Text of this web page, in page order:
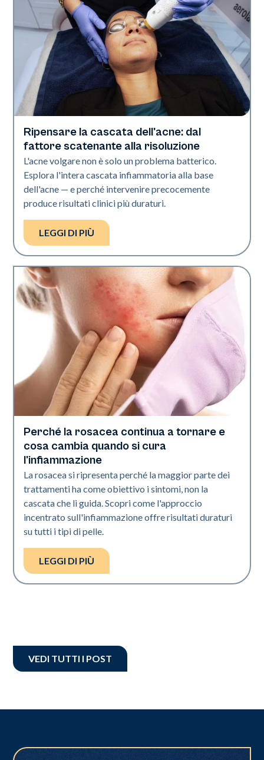
Salute della pelle
Ripensare la cascata dell'acne: dal
fattore scatenante alla risoluzione
L'acne volgare non è solo un problema batterico.
Esplora l'intera cascata infiammatoria alla base
dell'acne — e perché intervenire precocemente
produce risultati clinici più duraturi.
LEGGI DI PIÙ
Salute della pelle
Perché la rosacea continua a tornare e
cosa cambia quando si cura
l'infiammazione
La rosacea si ripresenta perché la maggior parte dei
trattamenti ha come obiettivo i sintomi, non la
cascata che li guida. Scopri come l'approccio
incentrato sull'infiammazione offre risultati duraturi
su tutti i tipi di pelle.
LEGGI DI PIÙ
VEDI TUTTI I POST